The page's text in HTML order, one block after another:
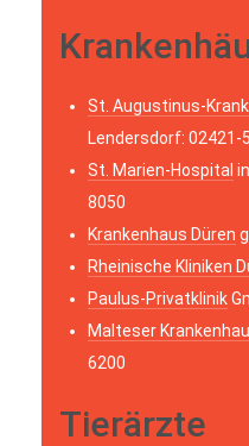
St. Augustinus-
Lendersdorf: 02421-
St. Marien-Hospital
8050
Krankenhaus Düren
Rheinische Kliniken
Paulus-Privatklinik
Malteser
6200
Tierärzte